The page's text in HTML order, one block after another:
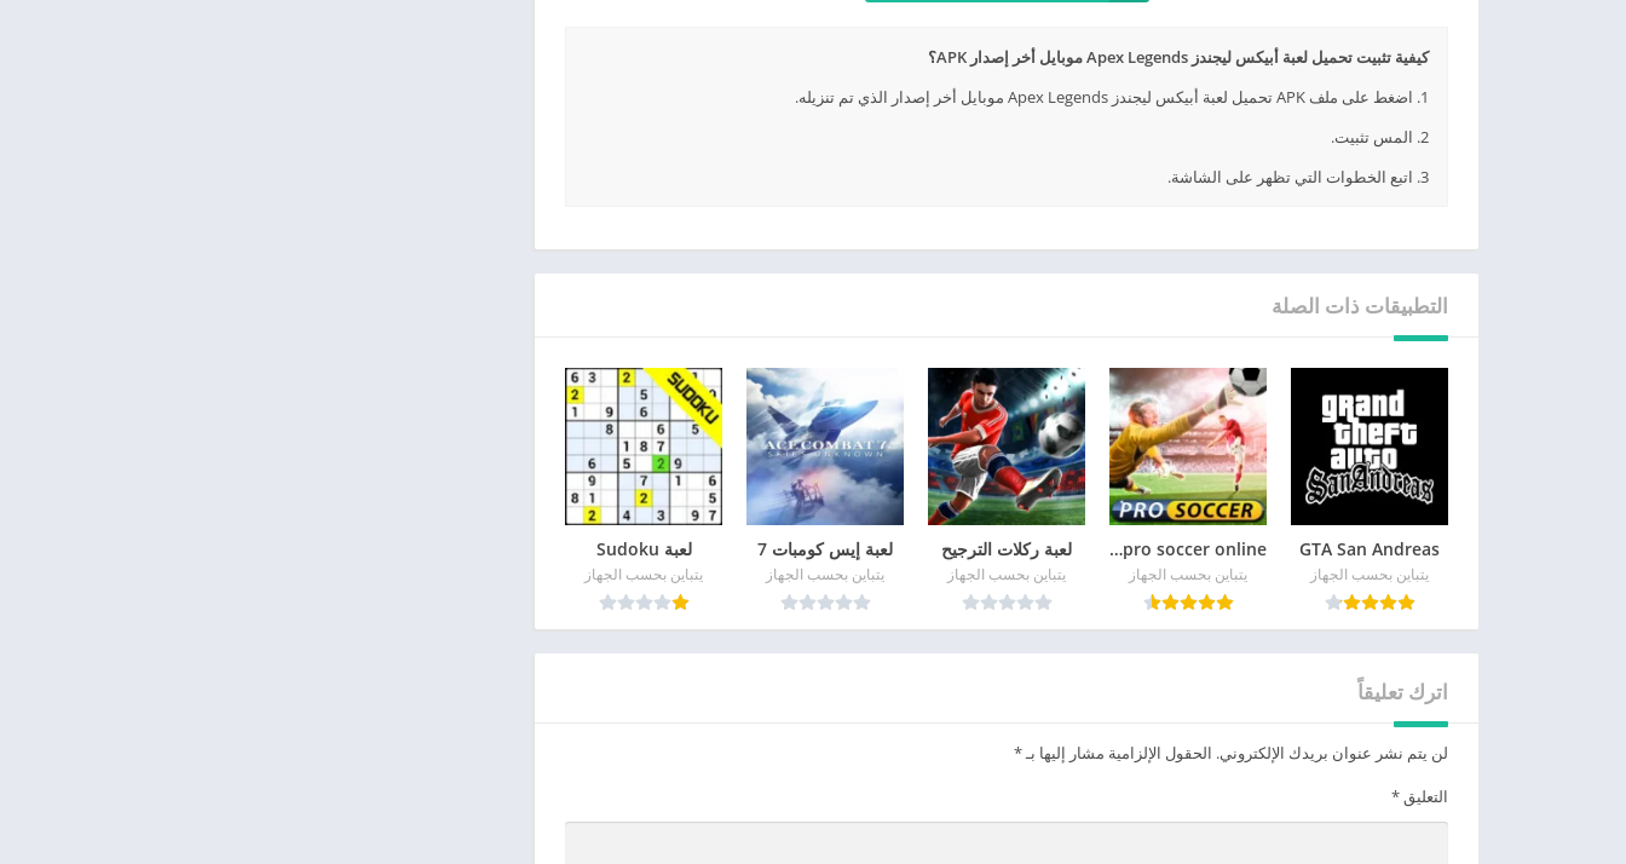
كيفية تثبيت تحميل لعبة أبيكس ليجندز Apex Legends موبايل أخر إصدار APK؟
1. اضغط على ملف APK تحميل لعبة أبيكس ليجندز Apex Legends موبايل أخر إصدار الذي تم تنزيله.
2. المس تثبيت.
3. اتبع الخطوات التي تظهر على الشاشة.
التطبيقات ذات الصلة
GTA San Andreas
يتباين بحسب الجهاز
pro soccer online مهكرة
يتباين بحسب الجهاز
لعبة ركلات الترجيح
يتباين بحسب الجهاز
لعبة إيس كومبات 7
يتباين بحسب الجهاز
لعبة Sudoku
يتباين بحسب الجهاز
اترك تعليقاً
لن يتم نشر عنوان بريدك الإلكتروني. الحقول الإلزامية مشار إليها بـ*
التعليق *